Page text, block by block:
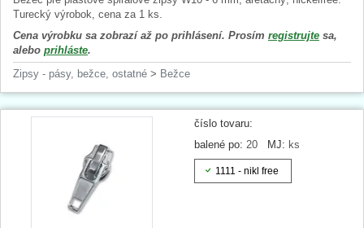
Turecký výrobok, cena za 1 ks.
Cena výrobku sa zobrazí až po prihlásení. Prosím registrujte sa,
alebo prihláste.
Zipsy - pásy, bežce, ostatné > Bežce
číslo tovaru:
balené po: 20 MJ: ks
1111 - nikl free